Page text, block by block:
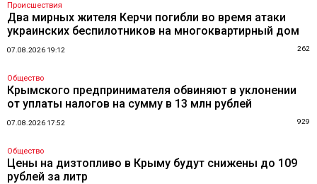
Происшествия
Два мирных жителя Керчи погибли во время атаки
украинских беспилотников на многоквартирный дом
07.08.2026 19:12 262
Общество
Крымского предпринимателя обвиняют в уклонении
от уплаты налогов на сумму в 13 млн рублей
07.08.2026 17:52 929
Общество
Цены на дизтопливо в Крыму будут снижены до 109
рублей за литр